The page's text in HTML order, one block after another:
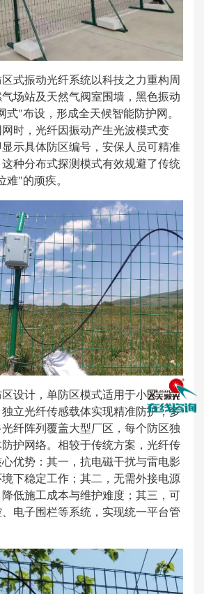
式振动光纤系统以科技之力重构周
场站及天然气阀室围墙，黑色振动
式"布设，形成全天候智能防护网。
时，光纤因振动产生光波模式变
示具体防区编号，安保人员可精准
种分布式探测模式有效规避了传统
难"的顽疾。
设计，单防区模式适用于小区、学
立光纤传感载体实现精准防护；多
纤阵列覆盖大型厂区，每个防区独
护网络。相较于传统方案，光纤传
优势：其一，抗电磁干扰与雷电影
下稳定工作；其二，无需外接电源
低施工成本与维护难度；其三，可
电子围栏等系统，实现统一平台管